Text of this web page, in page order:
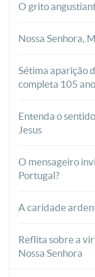
O grito
Nossa Senhora,
Sétima aparição
completa 105
Entenda o
Jesus
O mensageiro
Portugal?
A caridade
Reflita sobre a
Nossa Senhora